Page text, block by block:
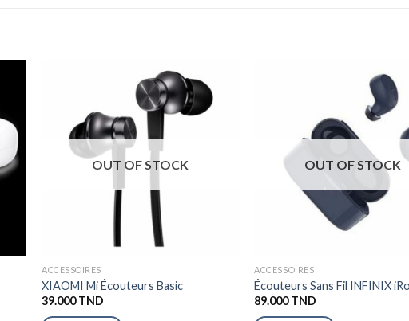
OUT OF STOCK
ACCESSOIRES
XIAOMI Mi Écouteurs Basic
39.000TND
OUT OF STOCK
ACCESSOIRES
Écouteurs Sans Fil INFINIX
89.000TND